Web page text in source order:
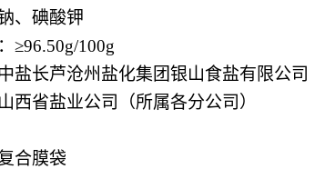
、碘酸钾
：≥96.50g/100g
盐长芦沧州盐化集团银山食盐有限公司
西省盐业公司（所属各分公司）
合膜袋